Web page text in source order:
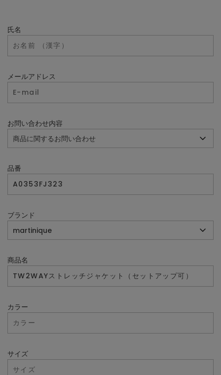
氏名
メールアドレス
お問い合わせ内容
品番
ブランド
商品名
カラー
サイズ